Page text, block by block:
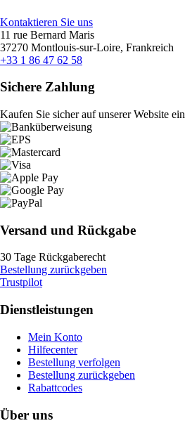
Kontaktieren Sie uns
11 rue Bernard Maris
37270 Montlouis-sur-Loire, Frankreich
+33 1 86 47 62 58
Sichere Zahlung
Kaufen Sie sicher auf unserer Website ein
Versand und Rückgabe
30 Tage Rückgaberecht
Bestellung zurückgeben
Trustpilot
Dienstleistungen
Mein Konto
Hilfecenter
Bestellung verfolgen
Bestellung zurückgeben
Rabattcodes
Über uns